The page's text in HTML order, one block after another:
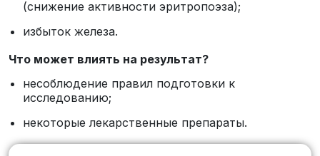
(снижение активности эритропоэза);
избыток железа.
Что может влиять на результат?
несоблюдение правил подготовки к
исследованию;
некоторые лекарственные препараты.